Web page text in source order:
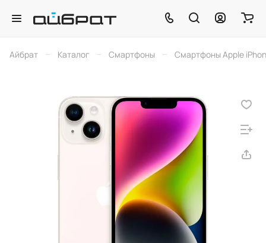
Айбрат – Каталог – Смартфоны – Смартфоны Apple